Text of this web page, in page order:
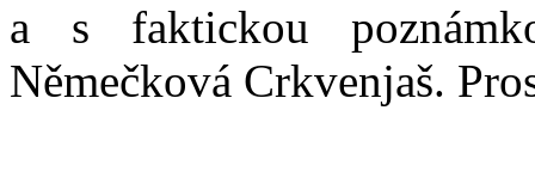
a s faktickou
Němečková Crkvenjaš.